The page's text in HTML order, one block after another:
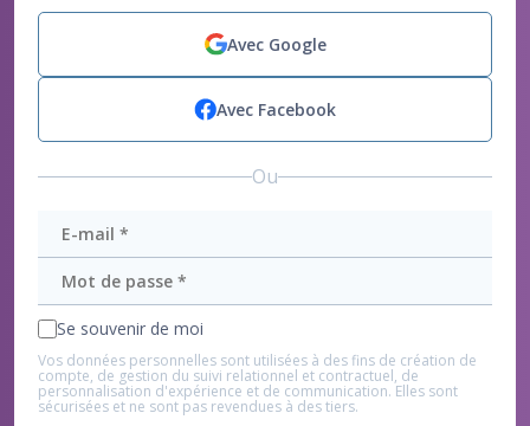
Avec Google
Avec Facebook
Ou
Se souvenir de moi
Vos données personnelles sont utilisées à des fins de création de
compte, de gestion du suivi relationnel et contractuel, de
personnalisation d'expérience et de communication. Elles sont
sécurisées et ne sont pas revendues à des tiers.